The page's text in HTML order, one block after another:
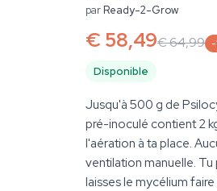
parReady-2-Grow
€ 58,49€ 64,99
Disponible
Jusqu'à 500 g de
pré-inoculé contient 2
l'aération à ta place.
ventilation manuelle. Tu
laisses le mycélium faire